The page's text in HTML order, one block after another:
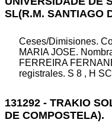
SL(R.M. SANTIAGO
Ceses/Dimisiones.
MARIA JOSE.
FERREIRA
registrales. S 8 , H
131292 - TRAKIO
DE COMPOSTELA).